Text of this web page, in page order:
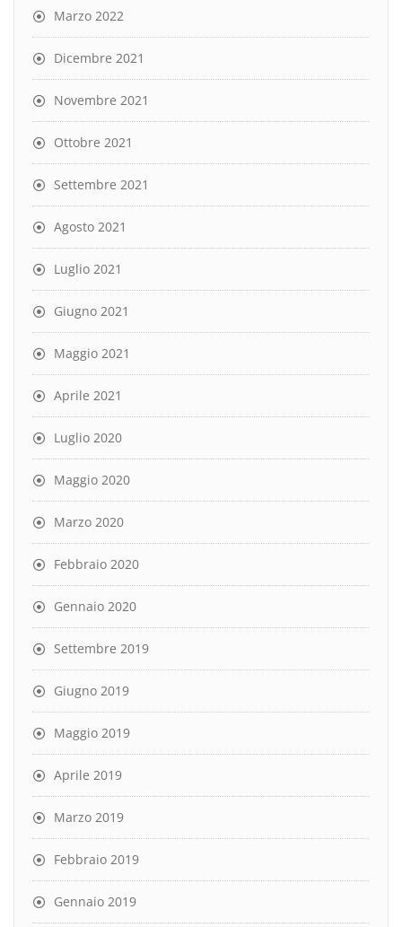
Marzo 2022
Dicembre 2021
Novembre 2021
Ottobre 2021
Settembre 2021
Agosto 2021
Luglio 2021
Giugno 2021
Maggio 2021
Aprile 2021
Luglio 2020
Maggio 2020
Marzo 2020
Febbraio 2020
Gennaio 2020
Settembre 2019
Giugno 2019
Maggio 2019
Aprile 2019
Marzo 2019
Febbraio 2019
Gennaio 2019